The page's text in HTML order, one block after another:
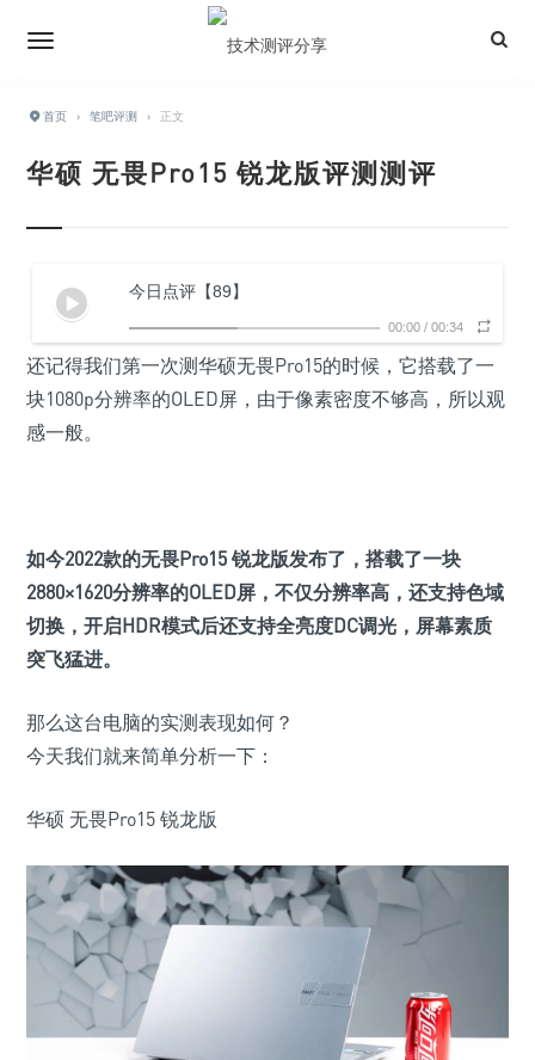
首页 › 笔吧评测 › 正文
华硕 无畏Pro15 锐龙版评测测评
今日点评【89】
00:00 / 00:34
还记得我们第一次测华硕无畏Pro15的时候，它搭载了一
块1080p分辨率的OLED屏，由于像素密度不够高，所以观
感一般。
如今2022款的无畏Pro15 锐龙版发布了，搭载了一块
2880×1620分辨率的OLED屏，不仅分辨率高，还支持色域
切换，开启HDR模式后还支持全亮度DC调光，屏幕素质
突飞猛进。
那么这台电脑的实测表现如何？
今天我们就来简单分析一下：
华硕 无畏Pro15 锐龙版